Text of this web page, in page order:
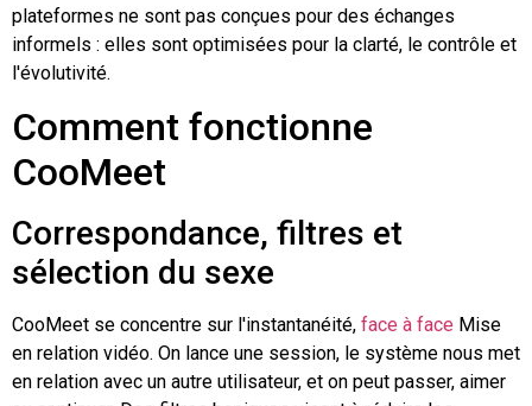
plateformes ne sont pas conçues pour des échanges
informels : elles sont optimisées pour la clarté, le contrôle et
l'évolutivité.
Comment fonctionne
CooMeet
Correspondance, filtres et
sélection du sexe
CooMeet se concentre sur l'instantanéité, face à face Mise
en relation vidéo. On lance une session, le système nous met
en relation avec un autre utilisateur, et on peut passer, aimer